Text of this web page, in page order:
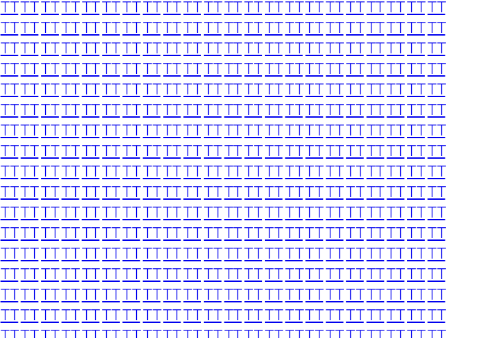
TTTTTTTTTTTTTTTTTTTTTTTTTTTTTTTTTTTTTTTTTTTT
TTTTTTTTTTTTTTTTTTTTTTTTTTTTTTTTTTTTTTTTTTTT
TTTTTTTTTTTTTTTTTTTTTTTTTTTTTTTTTTTTTTTTTTTT
TTTTTTTTTTTTTTTTTTTTTTTTTTTTTTTTTTTTTTTTTTTT
TTTTTTTTTTTTTTTTTTTTTTTTTTTTTTTTTTTTTTTTTTTT
TTTTTTTTTTTTTTTTTTTTTTTTTTTTTTTTTTTTTTTTTTTT
TTTTTTTTTTTTTTTTTTTTTTTTTTTTTTTTTTTTTTTTTTTT
TTTTTTTTTTTTTTTTTTTTTTTTTTTTTTTTTTTTTTTTTTTT
TTTTTTTTTTTTTTTTTTTTTTTTTTTTTTTTTTTTTTTTTTTT
TTTTTTTTTTTTTTTTTTTTTTTTTTTTTTTTTTTTTTTTTTTT
TTTTTTTTTTTTTTTTTTTTTTTTTTTTTTTTTTTTTTTTTTTT
TTTTTTTTTTTTTTTTTTTTTTTTTTTTTTTTTTTTTTTTTTTT
TTTTTTTTTTTTTTTTTTTTTTTTTTTTTTTTTTTTTTTTTTTT
TTTTTTTTTTTTTTTTTTTTTTTTTTTTTTTTTTTTTTTTTTTT
TTTTTTTTTTTTTTTTTTTTTTTTTTTTTTTTTTTTTTTTTTTT
TTTTTTTTTTTTTTTTTTTTTTTTTTTTTTTTTTTTTTTTTTTT